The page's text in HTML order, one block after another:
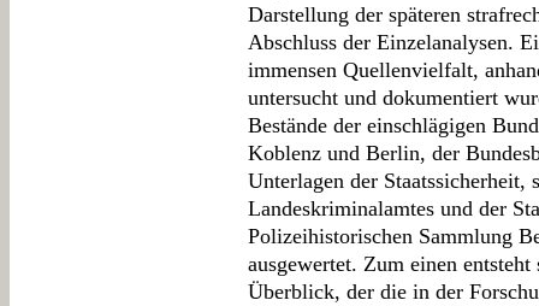
Darstellung der späteren
Abschluss der Einzelanalysen.
immensen Quellenvielfalt,
untersucht und dokumentiert
Bestände der einschlägigen
Koblenz und Berlin, der
Unterlagen der Staatssicherheit,
Landeskriminalamtes und der
Polizeihistorischen Sammlung
ausgewertet. Zum einen
Überblick, der die in der